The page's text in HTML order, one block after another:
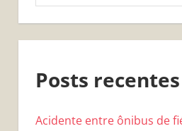
Posts recentes
Acidente entre ônibus de